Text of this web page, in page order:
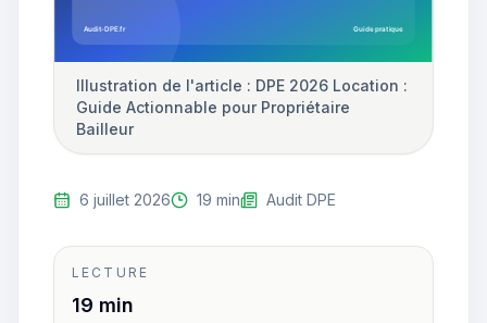
Illustration de l'article : DPE 2026 Location :
Guide Actionnable pour Propriétaire
Bailleur
6 juillet 2026 19 min Audit DPE
LECTURE
19 min